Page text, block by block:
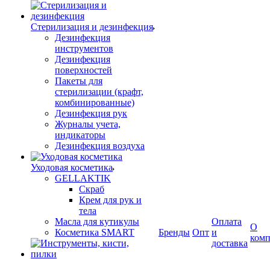
Стерилизация и дезинфекция
Дезинфекция
инструментов
Дезинфекция
поверхностей
Пакеты для
стерилизации (крафт,
комбинированные)
Дезинфекция рук
Журналы учета,
индикаторы
Дезинфекция воздуха
Уходовая косметика
GELLAKTIK
Скраб
Крем для рук и
тела
Масла для кутикулы
Косметика SMART
Бренды Опт
Оплата
и
доставка
О